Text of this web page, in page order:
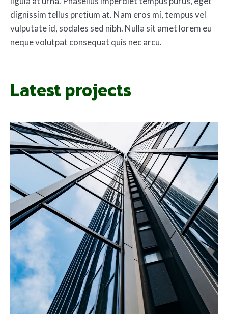
dignissim tellus pretium at. Nam eros mi, tempus vel
vulputate id, sodales sed nibh. Nulla sit amet lorem eu
neque volutpat consequat quis nec arcu.
Latest projects